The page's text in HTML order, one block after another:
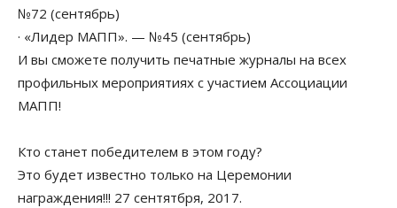
№72 (сентябрь)
· «Лидер МАПП». — №45 (сентябрь)
И вы сможете получить печатные журналы на всех
профильных мероприятиях с участием Ассоциации
МАПП!
Кто станет победителем в этом году?
Это будет известно только на Церемонии
награждения!!! 27 сентятбря, 2017.